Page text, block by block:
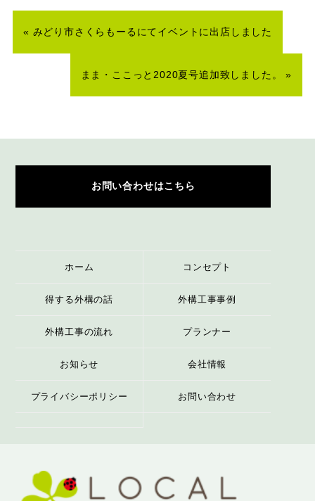
« みどり市さくらもーるにてイベントに出店しました
まま・ここっと2020夏号追加致しました。 »
お問い合わせはこちら
ホーム コンセプト
得する外構の話 外構工事事例
外構工事の流れ プランナー
お知らせ 会社情報
プライバシーポリシー お問い合わせ